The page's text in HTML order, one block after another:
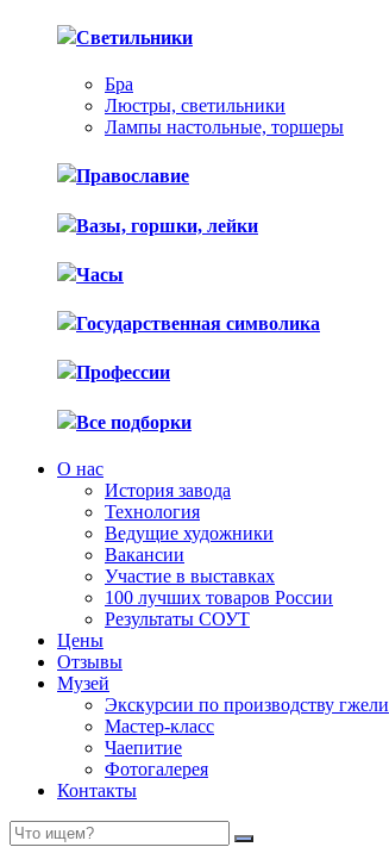
Светильники
Бра
Люстры, светильники
Лампы настольные, торшеры
Православие
Вазы, горшки, лейки
Часы
Государственная символика
Профессии
Все подборки
О нас
История завода
Технология
Ведущие художники
Вакансии
Участие в выставках
100 лучших товаров России
Результаты СОУТ
Цены
Отзывы
Музей
Экскурсии по производству гжели
Мастер-класс
Чаепитие
Фотогалерея
Контакты